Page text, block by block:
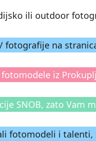
ili outdoor
fotografije na
iz
SNOB, zato Vam
fotomodeli i